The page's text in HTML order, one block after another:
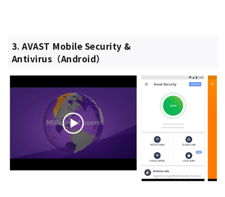
3. AVAST Mobile Security &
Antivirus（Android）